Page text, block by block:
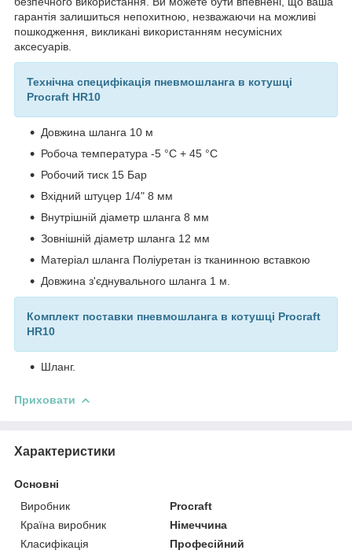
гарантія залишиться непохитною, незважаючи на можливі
пошкодження, викликані використанням несумісних
аксесуарів.
Технічна специфікація пневмошланга в котушці
Procraft HR10
Довжина шланга 10 м
Робоча температура -5 °C + 45 °C
Робочий тиск 15 Бар
Вхідний штуцер 1/4" 8 мм
Внутрішній діаметр шланга 8 мм
Зовнішній діаметр шланга 12 мм
Матеріал шланга Поліуретан із тканинною вставкою
Довжина з'єднувального шланга 1 м.
Комплект поставки пневмошланга в котушці Procraft
HR10
Шланг.
Приховати
Характеристики
Основні
Виробник
Procraft
Країна виробник
Німеччина
Класифікація
Професійний